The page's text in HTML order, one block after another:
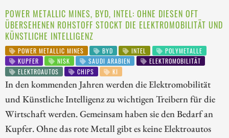
POWER METALLIC MINES, BYD, INTEL: OHNE DIESEN OFT
ÜBERSEHENEN ROHSTOFF STOCKT DIE ELEKTROMOBILITÄT UND
KÜNSTLICHE INTELLIGENZ
POWER METALLIC MINES BYD INTEL
POLYMETALLE
KUPFER
NISK SAUDI ARABIEN
ELEKTROMOBILITÄT
ELEKTROAUTOS
CHIPS KI
In den kommenden Jahren werden die Elektromobilität
und Künstliche Intelligenz zu wichtigen Treibern für die
Wirtschaft werden. Gemeinsam haben sie den Bedarf an
Kupfer. Ohne das rote Metall gibt es keine Elektroautos